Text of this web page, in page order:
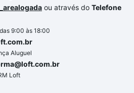
ou através do Telefone
9:00 às 18:00
Aluguel
Loft